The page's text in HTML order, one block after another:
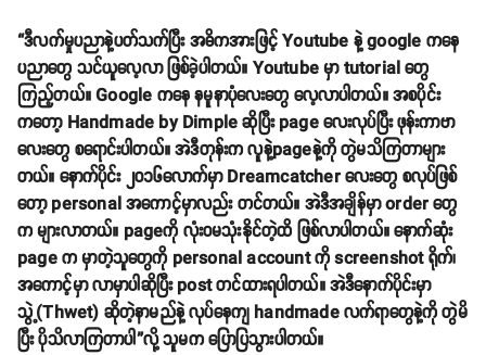
“ဒီလက်မှုပညာနဲ့ပတ်သက်ပြီး အဓိကအားဖြင့် Youtube နဲ့ google ကနေ
ပညာတွေ သင်ယူလေ့လာ ဖြစ်ခဲ့ပါတယ်။ Youtube မှာ tutorial တွေ
ကြည့်တယ်။ Google ကနေ နမူနာပုံလေးတွေ လေ့လာပါတယ်။ အစပိုင်း
ကတော့ Handmade by Dimple ဆိုပြီး page လေးလုပ်ပြီး ဖုန်းကာဗာ
လေးတွေ စရောင်းပါတယ်။ အဲဒီတုန်းက လူနဲ့pageနဲ့ကို တွဲမသိကြတာများ
တယ်။ နောက်ပိုင်း ၂၀၁၆လောက်မှာ Dreamcatcher လေးတွေ စလုပ်ဖြစ်
တော့ personal အကောင့်မှာလည်း တင်တယ်။ အဲဒီအချိန်မှာ order တွေ
က များလာတယ်။ pageကို လုံးဝမသုံးနိုင်တဲ့ထိ ဖြစ်လာပါတယ်။ နောက်ဆုံး
page က မှာတဲ့သူတွေကို personal account ကို screenshot ရိုက်၊
အကောင့်မှာ လာမှာပါဆိုပြီး post တင်ထားရပါတယ်။ အဲဒီနောက်ပိုင်းမှာ
သွဲ့(Thwet) ဆိုတဲ့နာမည်နဲ့ လုပ်နေကျ handmade လက်ရာတွေနဲ့ကို တွဲမိ
ပြီး ပိုသိလာကြတာပါ”လို့ သူမက ပြောပြသွားပါတယ်။